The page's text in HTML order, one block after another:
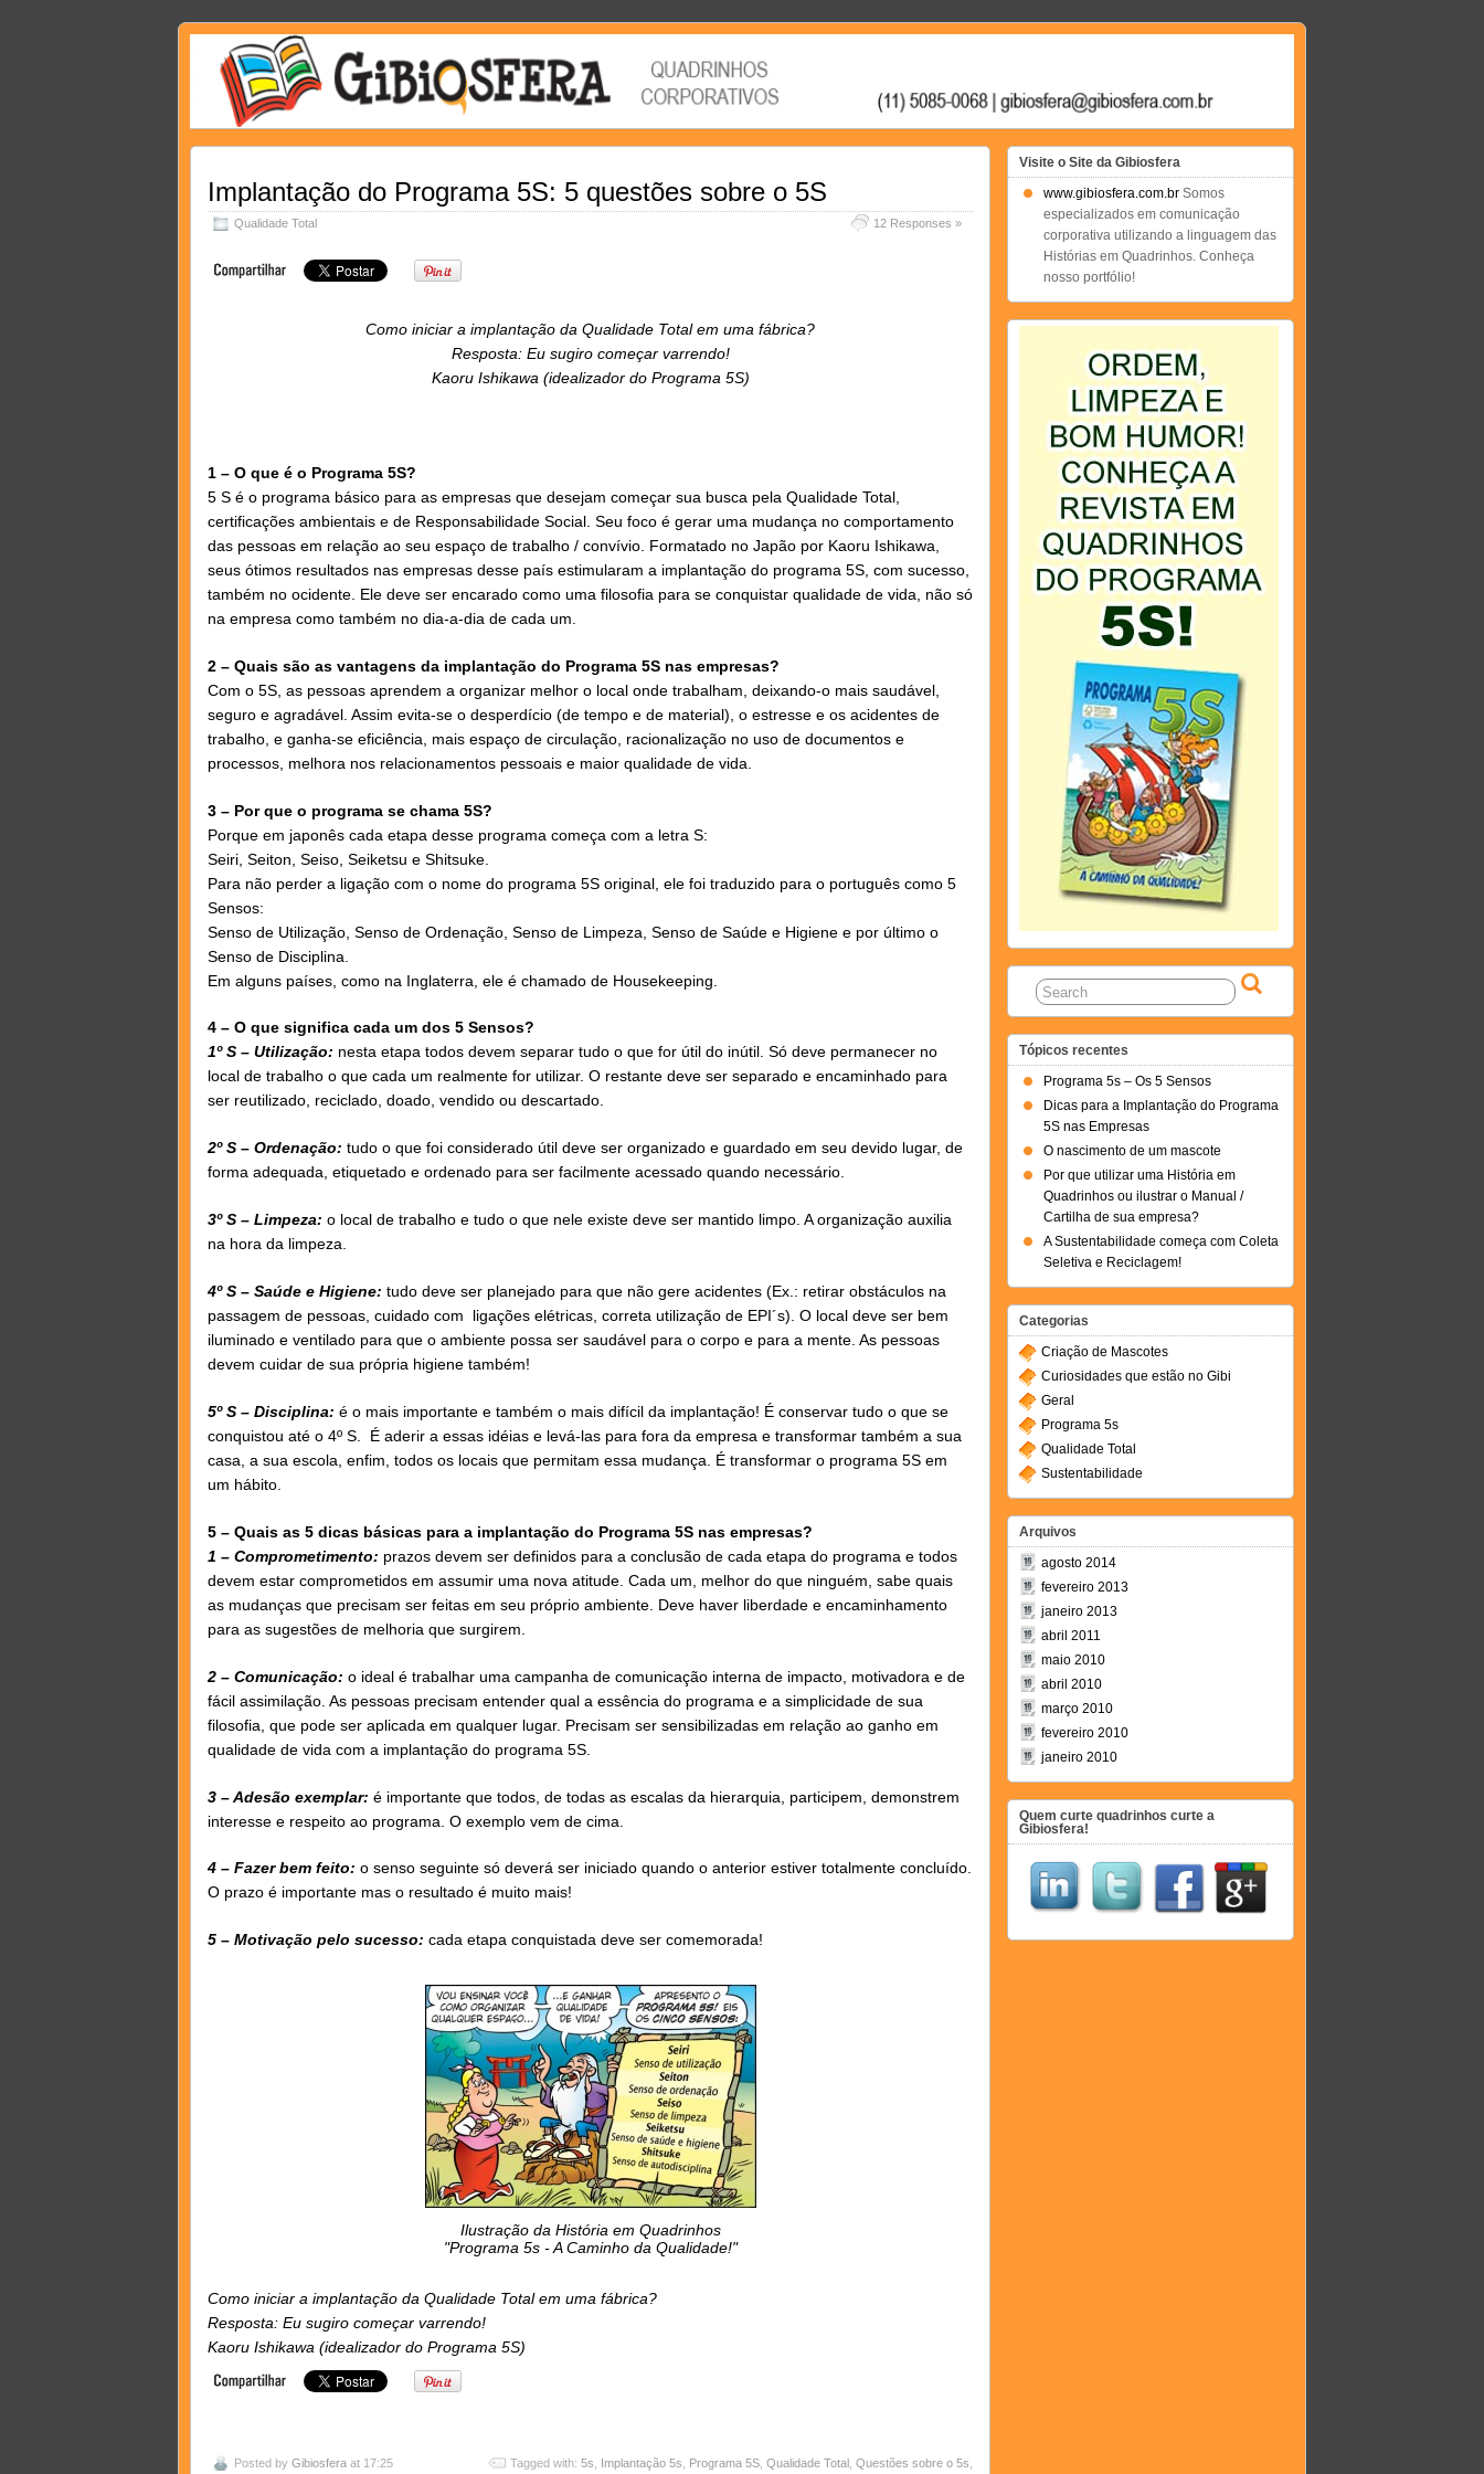
Implantação do Programa 5S: 5 questões sobre o 5S
Qualidade Total 12 Responses »
Como iniciar a implantação da Qualidade Total em uma fábrica?
Resposta: Eu sugiro começar varrendo!
Kaoru Ishikawa (idealizador do Programa 5S)
1 – O que é o Programa 5S?
5 S é o programa básico para as empresas que desejam começar sua busca pela Qualidade Total,
certificações ambientais e de Responsabilidade Social. Seu foco é gerar uma mudança no comportamento
das pessoas em relação ao seu espaço de trabalho / convívio. Formatado no Japão por Kaoru Ishikawa,
seus ótimos resultados nas empresas desse país estimularam a implantação do programa 5S, com sucesso,
também no ocidente. Ele deve ser encarado como uma filosofia para se conquistar qualidade de vida, não só
na empresa como também no dia-a-dia de cada um.
2 – Quais são as vantagens da implantação do Programa 5S nas empresas?
Com o 5S, as pessoas aprendem a organizar melhor o local onde trabalham, deixando-o mais saudável,
seguro e agradável. Assim evita-se o desperdício (de tempo e de material), o estresse e os acidentes de
trabalho, e ganha-se eficiência, mais espaço de circulação, racionalização no uso de documentos e
processos, melhora nos relacionamentos pessoais e maior qualidade de vida.
3 – Por que o programa se chama 5S?
Porque em japonês cada etapa desse programa começa com a letra S:
Seiri, Seiton, Seiso, Seiketsu e Shitsuke.
Para não perder a ligação com o nome do programa 5S original, ele foi traduzido para o português como 5
Sensos:
Senso de Utilização, Senso de Ordenação, Senso de Limpeza, Senso de Saúde e Higiene e por último o
Senso de Disciplina.
Em alguns países, como na Inglaterra, ele é chamado de Housekeeping.
4 – O que significa cada um dos 5 Sensos?
1º S – Utilização: nesta etapa todos devem separar tudo o que for útil do inútil. Só deve permanecer no
local de trabalho o que cada um realmente for utilizar. O restante deve ser separado e encaminhado para
ser reutilizado, reciclado, doado, vendido ou descartado.
2º S – Ordenação: tudo o que foi considerado útil deve ser organizado e guardado em seu devido lugar, de
forma adequada, etiquetado e ordenado para ser facilmente acessado quando necessário.
3º S – Limpeza: o local de trabalho e tudo o que nele existe deve ser mantido limpo. A organização auxilia
na hora da limpeza.
4º S – Saúde e Higiene: tudo deve ser planejado para que não gere acidentes (Ex.: retirar obstáculos na
passagem de pessoas, cuidado com ligações elétricas, correta utilização de EPI´s). O local deve ser bem
iluminado e ventilado para que o ambiente possa ser saudável para o corpo e para a mente. As pessoas
devem cuidar de sua própria higiene também!
5º S – Disciplina: é o mais importante e também o mais difícil da implantação! É conservar tudo o que se
conquistou até o 4º S. É aderir a essas idéias e levá-las para fora da empresa e transformar também a sua
casa, a sua escola, enfim, todos os locais que permitam essa mudança. É transformar o programa 5S em
um hábito.
5 – Quais as 5 dicas básicas para a implantação do Programa 5S nas empresas?
1 – Comprometimento: prazos devem ser definidos para a conclusão de cada etapa do programa e todos
devem estar comprometidos em assumir uma nova atitude. Cada um, melhor do que ninguém, sabe quais
as mudanças que precisam ser feitas em seu próprio ambiente. Deve haver liberdade e encaminhamento
para as sugestões de melhoria que surgirem.
2 – Comunicação: o ideal é trabalhar uma campanha de comunicação interna de impacto, motivadora e de
fácil assimilação. As pessoas precisam entender qual a essência do programa e a simplicidade de sua
filosofia, que pode ser aplicada em qualquer lugar. Precisam ser sensibilizadas em relação ao ganho em
qualidade de vida com a implantação do programa 5S.
3 – Adesão exemplar: é importante que todos, de todas as escalas da hierarquia, participem, demonstrem
interesse e respeito ao programa. O exemplo vem de cima.
4 – Fazer bem feito: o senso seguinte só deverá ser iniciado quando o anterior estiver totalmente concluído.
O prazo é importante mas o resultado é muito mais!
5 – Motivação pelo sucesso: cada etapa conquistada deve ser comemorada!
Ilustração da História em Quadrinhos
"Programa 5s - A Caminho da Qualidade!"
Como iniciar a implantação da Qualidade Total em uma fábrica?
Resposta: Eu sugiro começar varrendo!
Kaoru Ishikawa (idealizador do Programa 5S)
Posted by Gibiosfera at 17:25 Tagged with: 5s Implantação 5s Programa 5S Qualidade Total Questões sobre o 5s
Visite o Site da Gibiosfera
www.gibiosfera.com.br Somos
especializados em comunicação
corporativa utilizando a linguagem das
Histórias em Quadrinhos. Conheça
nosso portfólio!
Tópicos recentes
Programa 5s – Os 5 Sensos
Dicas para a Implantação do Programa
5S nas Empresas
O nascimento de um mascote
Por que utilizar uma História em
Quadrinhos ou ilustrar o Manual /
Cartilha de sua empresa?
A Sustentabilidade começa com Coleta
Seletiva e Reciclagem!
Categorias
Criação de Mascotes
Curiosidades que estão no Gibi
Geral
Programa 5s
Qualidade Total
Sustentabilidade
Arquivos
agosto 2014
fevereiro 2013
janeiro 2013
abril 2011
maio 2010
abril 2010
março 2010
fevereiro 2010
janeiro 2010
Quem curte quadrinhos curte a
Gibiosfera!